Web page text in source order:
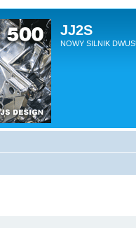
JJ2S
NOWY SILNIK